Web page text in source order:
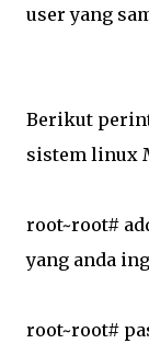
user yang
Berikut
sistem linux
root~root#
yang anda
root~root#